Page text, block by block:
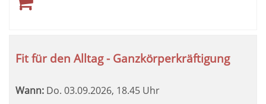
Fit für den Alltag - Ganzkörperkräftigung
Wann: Do. 03.09.2026, 18.45 Uhr